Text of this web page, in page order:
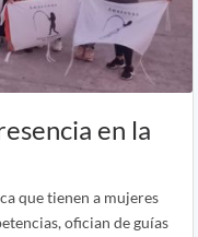
en la
que tienen a mujeres
ofician de guías